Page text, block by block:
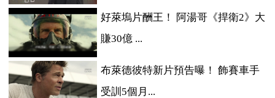
好萊塢片酬王！ 阿湯哥《捍衛2》大
賺30億 ...
布萊德彼特新片預告曝！ 飾賽車手
受訓5個月...